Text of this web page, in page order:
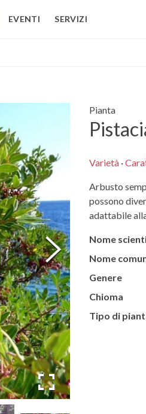
EVENTI SERVIZI
Pianta
Varietà·
Arbusto
possono
adattabile
Nome
Nome
Genere
Chioma
Tipo di